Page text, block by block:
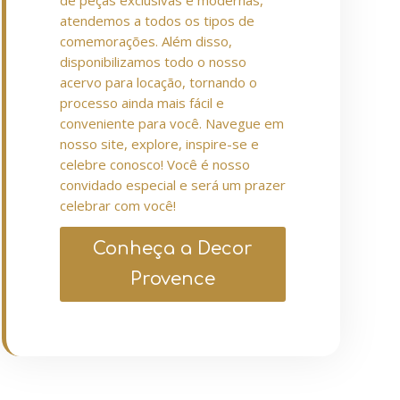
atendemos a todos os tipos de
comemorações. Além disso,
disponibilizamos todo o nosso
acervo para locação, tornando o
processo ainda mais fácil e
conveniente para você. Navegue em
nosso site, explore, inspire-se e
celebre conosco! Você é nosso
convidado especial e será um prazer
celebrar com você!
Conheça a Decor
Provence